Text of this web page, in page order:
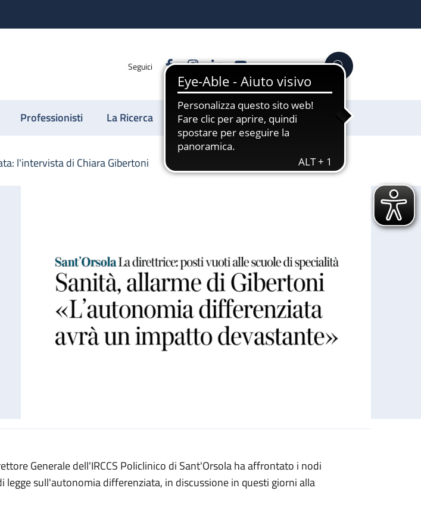
Seguici FacebookInstagram
LinkedinYouTube Cerca
Professionisti La Ricerca Sostienici
l'intervista di Chiara Gibertoni
Gibertoni
Generale dell'IRCCS Policlinico di Sant'Orsola ha affrontato i nodi
legge sull'autonomia differenziata, in discussione in questi giorni alla